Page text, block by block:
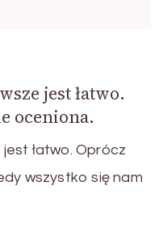
jest łatwo.
oceniona.
łatwo. Oprócz
wszystko się nam